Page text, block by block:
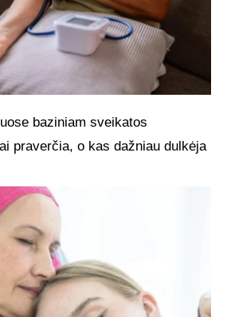
baziniam sveikatos
praverčia, o kas dažniau dulkėja